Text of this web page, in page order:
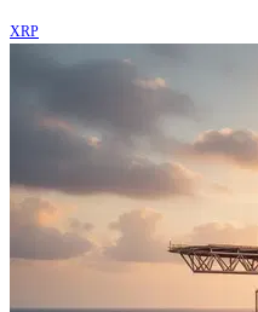
XRP